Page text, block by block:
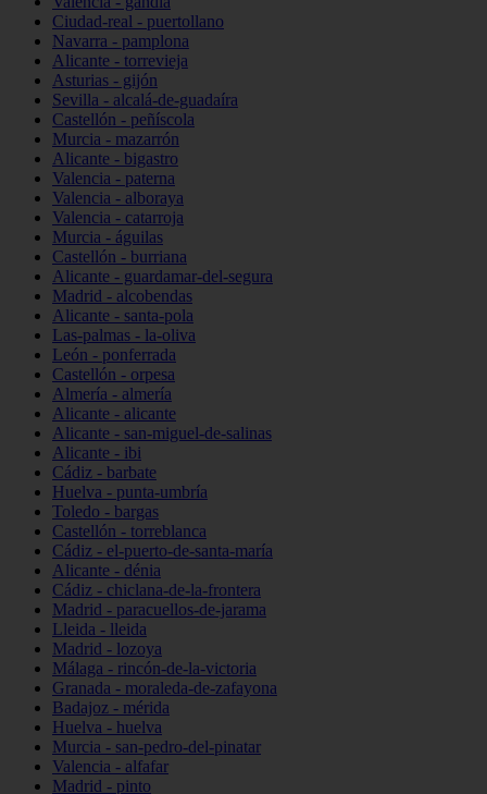
Ciudad-real - puertollano
Navarra - pamplona
Alicante - torrevieja
Asturias - gijón
Sevilla - alcalá-de-guadaíra
Castellón - peñíscola
Murcia - mazarrón
Alicante - bigastro
Valencia - paterna
Valencia - alboraya
Valencia - catarroja
Murcia - águilas
Castellón - burriana
Alicante - guardamar-del-segura
Madrid - alcobendas
Alicante - santa-pola
Las-palmas - la-oliva
León - ponferrada
Castellón - orpesa
Almería - almería
Alicante - alicante
Alicante - san-miguel-de-salinas
Alicante - ibi
Cádiz - barbate
Huelva - punta-umbría
Toledo - bargas
Castellón - torreblanca
Cádiz - el-puerto-de-santa-maría
Alicante - dénia
Cádiz - chiclana-de-la-frontera
Madrid - paracuellos-de-jarama
Lleida - lleida
Madrid - lozoya
Málaga - rincón-de-la-victoria
Granada - moraleda-de-zafayona
Badajoz - mérida
Huelva - huelva
Murcia - san-pedro-del-pinatar
Valencia - alfafar
Madrid - pinto